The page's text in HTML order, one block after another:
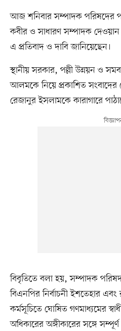
আজ শনিবার সম্পাদক পরিষদের
কবীর ও সাধারণ সম্পাদক
এ প্রতিবাদ ও দাবি জানিয়েছেন।
স্থানীয় সরকার, পল্লী উন্নয়ন ও
আলমকে নিয়ে প্রকাশিত সংবাদের
রেজানুর ইসলামকে কারাগারে
বিবৃতিতে বলা হয়, সম্পাদক
বিএনপির নির্বাচনী ইশতেহার এবং
কর্মসূচিতে ঘোষিত গণমাধ্যমের
অধিকারের অঙ্গীকারের সঙ্গে